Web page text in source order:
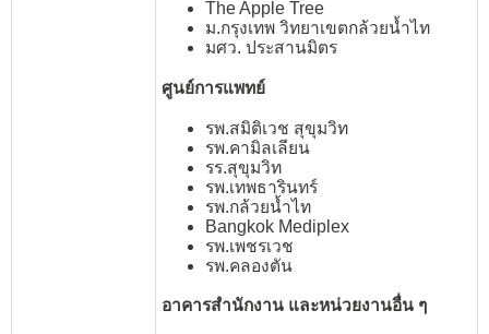
The Apple Tree
ม.กรุงเทพ วิทยาเขตกล้วยน้ำไท
มศว. ประสานมิตร
ศูนย์การแพทย์
รพ.สมิติเวช สุขุมวิท
รพ.คามิลเลียน
รร.สุขุมวิท
รพ.เทพธารินทร์
รพ.กล้วยน้ำไท
Bangkok Mediplex
รพ.เพชรเวช
รพ.คลองตัน
อาคารสำนักงาน และหน่วยงานอื่น ๆ